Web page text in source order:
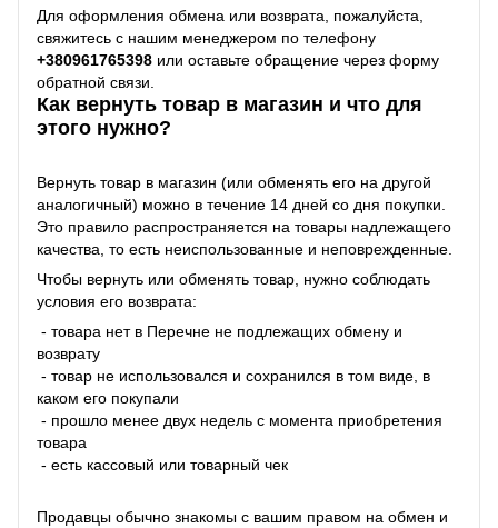
Для оформления обмена или возврата, пожалуйста,
свяжитесь с нашим менеджером по телефону
+380961765398 или оставьте обращение через форму
обратной связи.
Как вернуть товар в магазин и что для
этого нужно?
Вернуть товар в магазин (или обменять его на другой
аналогичный) можно в течение 14 дней со дня покупки.
Это правило распространяется на товары надлежащего
качества, то есть неиспользованные и неповрежденные.
Чтобы вернуть или обменять товар, нужно соблюдать
условия его возврата:
- товара нет в Перечне не подлежащих обмену и
возврату
- товар не использовался и сохранился в том виде, в
каком его покупали
- прошло менее двух недель с момента приобретения
товара
- есть кассовый или товарный чек
Продавцы обычно знакомы с вашим правом на обмен и